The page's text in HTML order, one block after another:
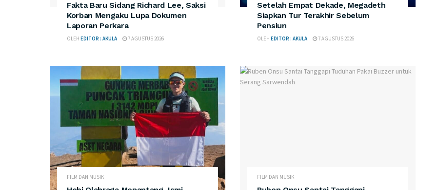
Fakta Baru Sidang Richard Lee, Saksi
Korban Mengaku Lupa Dokumen
Laporan Perkara
OLEH EDITOR : AKULA 7 AGUSTUS 2026
Setelah Empat Dekade, Megadeth
Siapkan Tur Terakhir Sebelum
Pensiun
OLEH EDITOR : AKULA 7 AGUSTUS 2026
FILM DAN MUSIK FILM DAN MUSIK